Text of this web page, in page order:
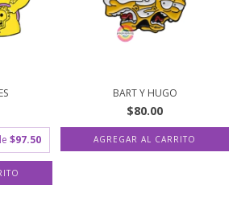
$97.50
BART Y HUGO
$80.00